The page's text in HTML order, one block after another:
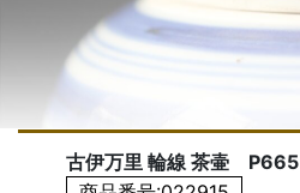
古伊万里 輪線 茶壷 P665